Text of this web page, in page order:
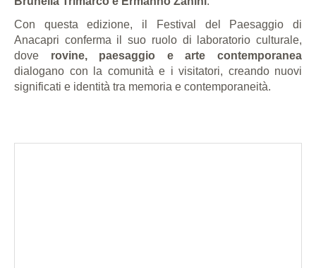
Con questa edizione, il Festival del Paesaggio di
Anacapri conferma il suo ruolo di laboratorio culturale,
dove rovine, paesaggio e arte contemporanea
dialogano con la comunità e i visitatori, creando nuovi
significati e identità tra memoria e contemporaneità.